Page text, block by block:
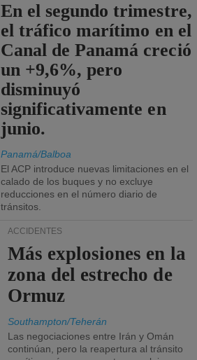
En el segundo trimestre,
el tráfico marítimo en el
Canal de Panamá creció
un +9,6%, pero
disminuyó
significativamente en
junio.
Panamá/Balboa
El ACP introduce nuevas limitaciones en el
calado de los buques y no excluye
reducciones en el número diario de
tránsitos.
ACCIDENTES
Más explosiones en la
zona del estrecho de
Ormuz
Southampton/Teherán
Las negociaciones entre Irán y Omán
continúan, pero la reapertura al tránsito